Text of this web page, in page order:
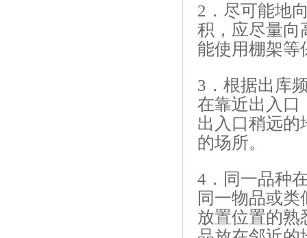
2．尽可能地
积，应尽量向
能使用棚架等
3．根据出库
在靠近出入口
出入口稍远的
的场所。
4．同一品种
同一物品或
放置位置的熟